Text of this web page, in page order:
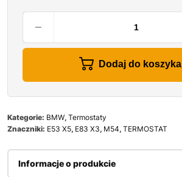
Dodaj do koszyka
Kategorie: BMW, Termostaty
Znaczniki: E53 X5, E83 X3, M54, TERMOSTAT
Informacje o produkcie